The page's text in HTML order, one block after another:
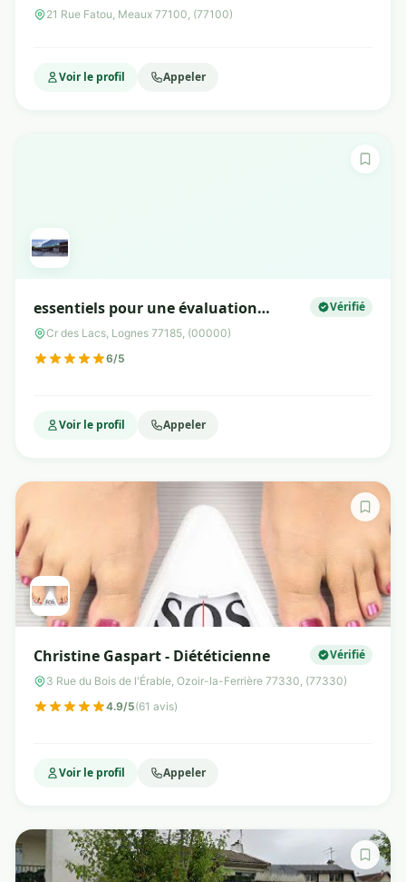
Nutritionniste
21 Rue Fatou, Meaux 77100, (77100)
Voir le profil Appeler
essentiels pour une évaluation
complète lors de chaque consultation
Vérifié
Cr des Lacs, Lognes 77185, (00000)
6/5
Voir le profil Appeler
Christine Gaspart - Diététicienne Vérifié
3 Rue du Bois de l'Érable, Ozoir-la-Ferrière 77330, (77330)
4.9/5(61 avis)
Voir le profil Appeler